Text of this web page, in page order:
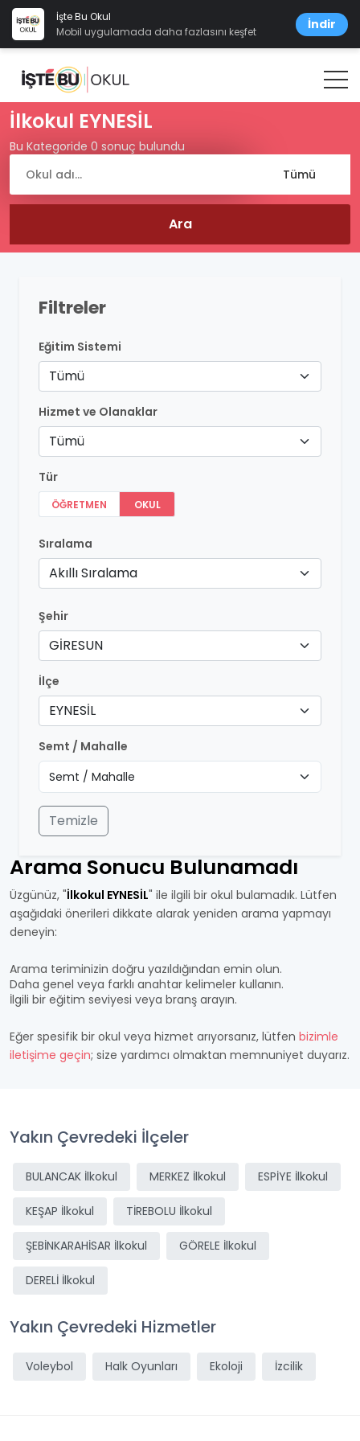
İşte Bu Okul
Mobil uygulamada daha fazlasını keşfet
İndir
İlkokul EYNESİL
Bu Kategoride 0 sonuç bulundu
Filtreler
Eğitim Sistemi
Tümü
Hizmet ve Olanaklar
Tümü
Tür
ÖĞRETMEN OKUL
Sıralama
Akıllı Sıralama
Şehir
GİRESUN
İlçe
EYNESİL
Semt / Mahalle
Temizle
Arama Sonucu Bulunamadı
Üzgünüz, "İlkokul EYNESİL" ile ilgili bir okul bulamadık. Lütfen
aşağıdaki önerileri dikkate alarak yeniden arama yapmayı
deneyin:
Arama teriminizin doğru yazıldığından emin olun.
Daha genel veya farklı anahtar kelimeler kullanın.
İlgili bir eğitim seviyesi veya branş arayın.
Eğer spesifik bir okul veya hizmet arıyorsanız, lütfen bizimle
iletişime geçin; size yardımcı olmaktan memnuniyet duyarız.
Yakın Çevredeki İlçeler
BULANCAK İlkokul MERKEZ İlkokul ESPİYE İlkokul
KEŞAP İlkokul TİREBOLU İlkokul
ŞEBİNKARAHİSAR İlkokul GÖRELE İlkokul
DERELİ İlkokul
Yakın Çevredeki Hizmetler
Voleybol Halk Oyunları Ekoloji İzcilik